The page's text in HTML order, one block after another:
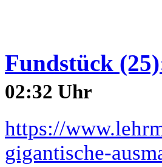
Fundstück
02:32 Uhr
https://
gigantische-